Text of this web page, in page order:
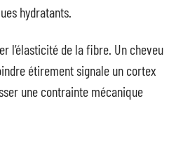
hydratants.
l’élasticité de la fibre. Un cheveu
étirement signale un cortex
une contrainte mécanique